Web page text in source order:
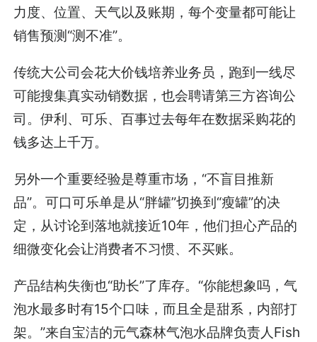
力度、位置、天气以及账期，每个变量都可能让
销售预测“测不准”。
传统大公司会花大价钱培养业务员，跑到一线尽
可能搜集真实动销数据，也会聘请第三方咨询公
司。伊利、可乐、百事过去每年在数据采购花的
钱多达上千万。
另外一个重要经验是尊重市场，“不盲目推新
品”。可口可乐单是从“胖罐”切换到“瘦罐”的决
定，从讨论到落地就接近10年，他们担心产品的
细微变化会让消费者不习惯、不买账。
产品结构失衡也“助长”了库存。“你能想象吗，气
泡水最多时有15个口味，而且全是甜系，内部打
架。”来自宝洁的元气森林气泡水品牌负责人Fish